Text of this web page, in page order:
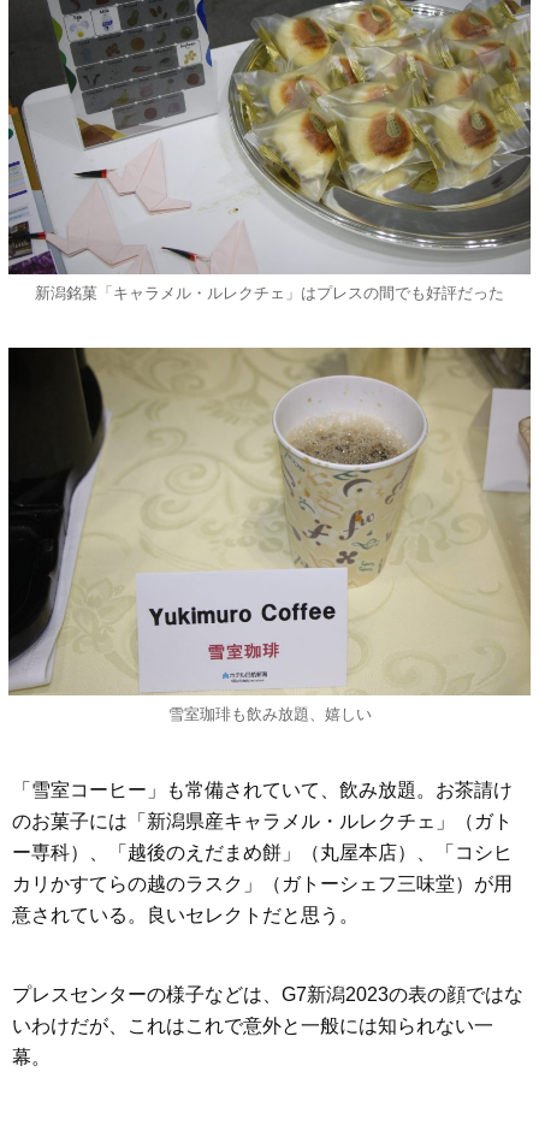
新潟銘菓「キャラメル・ルレクチェ」はプレスの間でも好評だった
雪室珈琲も飲み放題、嬉しい
「雪室コーヒー」も常備されていて、飲み放題。お茶請け
のお菓子には「新潟県産キャラメル・ルレクチェ」（ガト
ー専科）、「越後のえだまめ餅」（丸屋本店）、「コシヒ
カリかすてらの越のラスク」（ガトーシェフ三味堂）が用
意されている。良いセレクトだと思う。
プレスセンターの様子などは、G7新潟2023の表の顔ではな
いわけだが、これはこれで意外と一般には知られない一
幕。